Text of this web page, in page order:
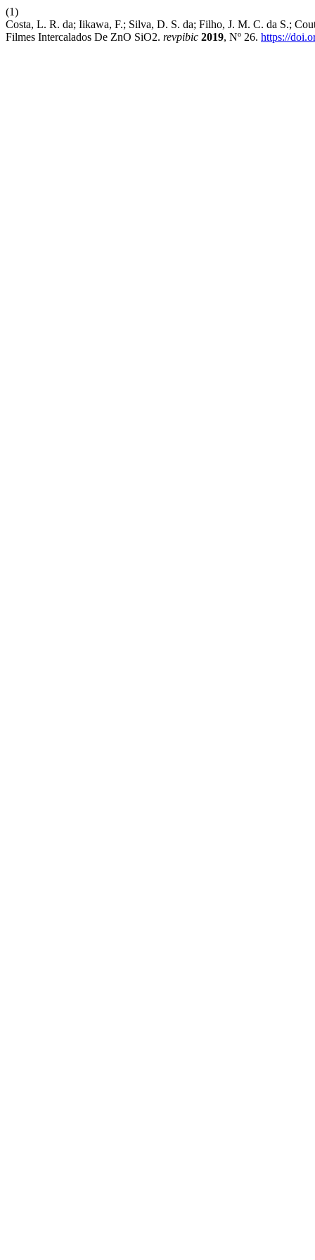
(1)
Costa, L. R. da; Iikawa, F.; Silva, D. S. da; Filho, J. M. C. da S.;
Filmes Intercalados De ZnO SiO2. revpibic 2019, Nº 26. https://